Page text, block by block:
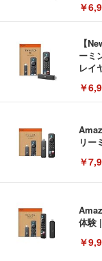
￥
【
ーミ
レイ
￥
リー
￥
体験
￥